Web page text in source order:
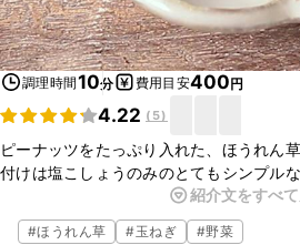
調理時間10分 費用目安400円
4.22 ( 5)
ピーナッツをたっぷり入れた、ほうれん
付けは塩こしょうのみのとてもシンプル
入ることにより、香ばしさと食感が増し
に。もう一品欲しい時に是非。
紹介文をすべ
#ほうれん草 #玉ねぎ #野菜